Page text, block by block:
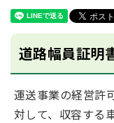
道路幅員証明
運送事業の経営許
対して、収容する